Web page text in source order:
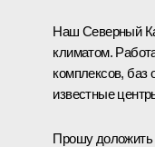
Наш Северный
климатом.
комплексов, баз
известные
Прошу доложить